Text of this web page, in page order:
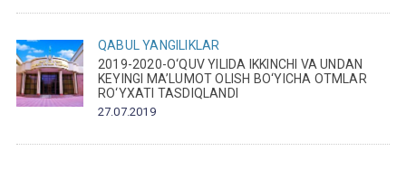
QABUL YANGILIKLAR
2019-2020-O‘QUV YILIDA IKKINCHI VA UNDAN
KEYINGI MA’LUMOT OLISH BO‘YICHA OTMLAR
RO‘YXATI TASDIQLANDI
27.07.2019